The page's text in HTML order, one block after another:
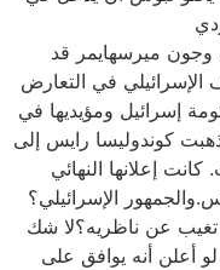
وجون ميرسهايمر قد
الإسرائيلي في التعارض
إسرائيل ومؤيديها في
كوندوليسا رايس إلى
إعلانها النهائي
الإسرائيلي؟
تغيب عن ناظريه؟لا شك
أعلن أنه يوافق على